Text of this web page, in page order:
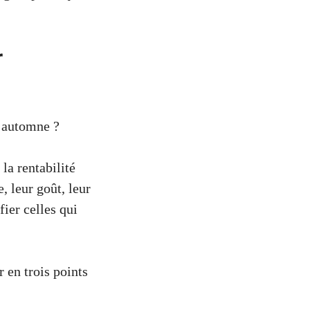
?
la rentabilité
leur goût, leur
celles qui
en trois points